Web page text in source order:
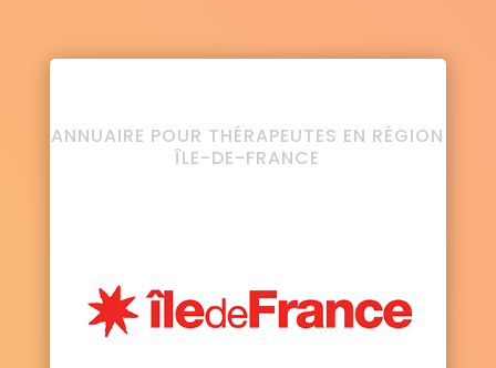
ANNUAIRE POUR THÉRAPEUTES EN RÉGION
ÎLE-DE-FRANCE